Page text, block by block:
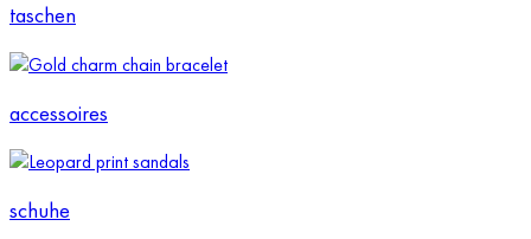
taschen
accessoires
schuhe